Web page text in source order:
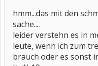
hmm...das mit den
sache....
leider verstehn es in
leute, wenn ich zum
brauch oder es sonst